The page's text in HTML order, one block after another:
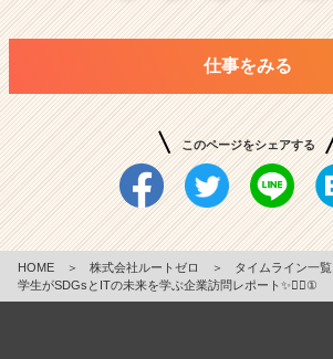
仕事をみる
このページをシェアする
HOME ＞ 株式会社ルートゼロ ＞ タイムライン一覧
学生がSDGsとITの未来を学ぶ企業訪問レポート✨💁‍♀️①